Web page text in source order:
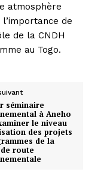
atmosphère
de
de la CNDH
au Togo.
séminaire
à Aneho
le niveau
des projets
de la
route